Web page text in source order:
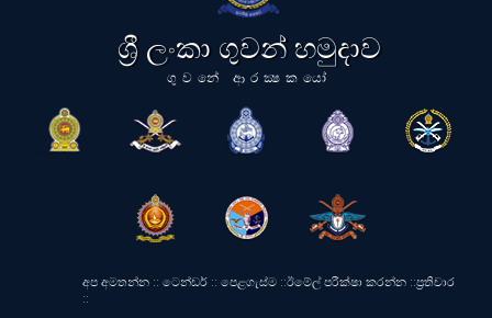
ශ්‍රී ලංකා ගුවන් හමුදාව
ගුවනේ ආරක්‍ෂකයෝ
අප අමතන්න :: ටෙන්ඩර් :: පෙළගැස්ම ::ඊමේල් පරීක්ෂා කරන්න ::ප්‍රතිචාර
::